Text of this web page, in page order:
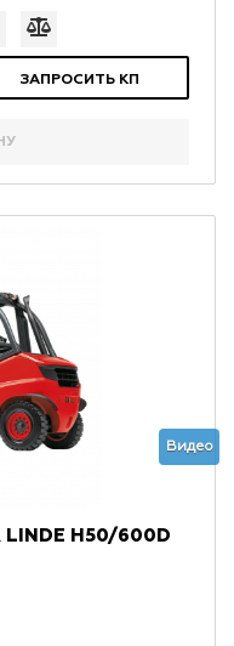
ЗАПРОСИТЬ КП
Видео
H50/600D